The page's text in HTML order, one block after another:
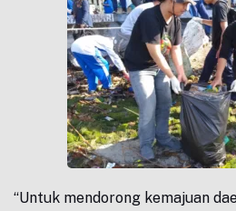
“Untuk mendorong kemajuan